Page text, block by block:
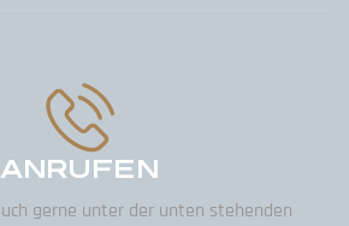
ANRUFEN
gerne unter der unten stehenden